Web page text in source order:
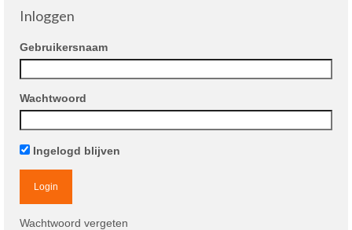
Inloggen
Gebruikersnaam
Wachtwoord
Ingelogd blijven
Wachtwoord vergeten